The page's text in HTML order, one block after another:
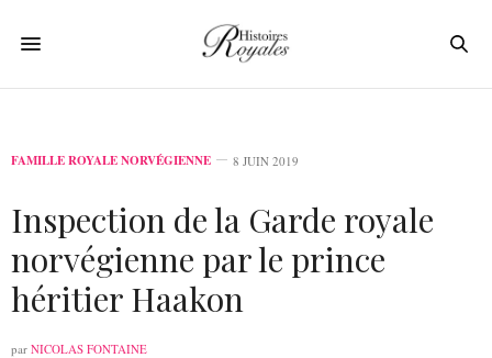
FAMILLE ROYALE NORVÉGIENNE 8 JUIN 2019
Inspection de la Garde royale
norvégienne par le prince
héritier Haakon
par NICOLAS FONTAINE